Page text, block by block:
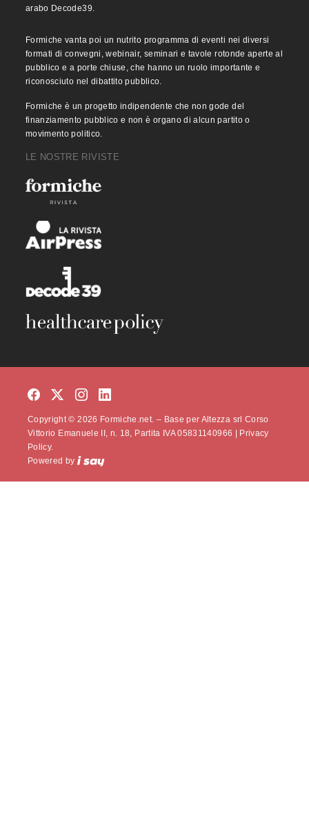
arabo Decode39.
Formiche vanta poi un nutrito programma di eventi nei diversi
formati di convegni, webinair, seminari e tavole rotonde aperte al
pubblico e a porte chiuse, che hanno un ruolo importante e
riconosciuto nel dibattito pubblico.
Formiche è un progetto indipendente che non gode del
finanziamento pubblico e non è organo di alcun partito o
movimento politico.
LE NOSTRE RIVISTE
Copyright © 2026 Formiche.net. – Base per Altezza srl Corso
Vittorio Emanuele II, n. 18, Partita IVA 05831140966 | Privacy
Policy.
Powered by